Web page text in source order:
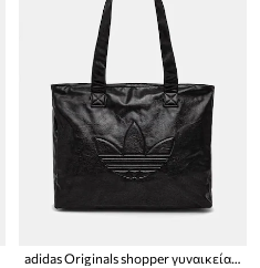
adidas Originals shopper γυναικεία από απομίμηση δέρματος